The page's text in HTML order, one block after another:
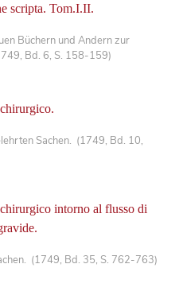
scripta. Tom.I.II.
Büchern und Andern zur
Bd. 6, S. 158-159)
Sachen. (1749, Bd. 10,
intorno al flusso di
(1749, Bd. 35, S. 762-763)